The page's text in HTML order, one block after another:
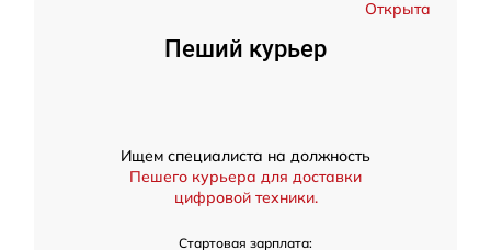
Открыта
Пеший курьер
Ищем специалиста на должность
Пешего курьера для доставки
цифровой техники.
Стартовая зарплата: